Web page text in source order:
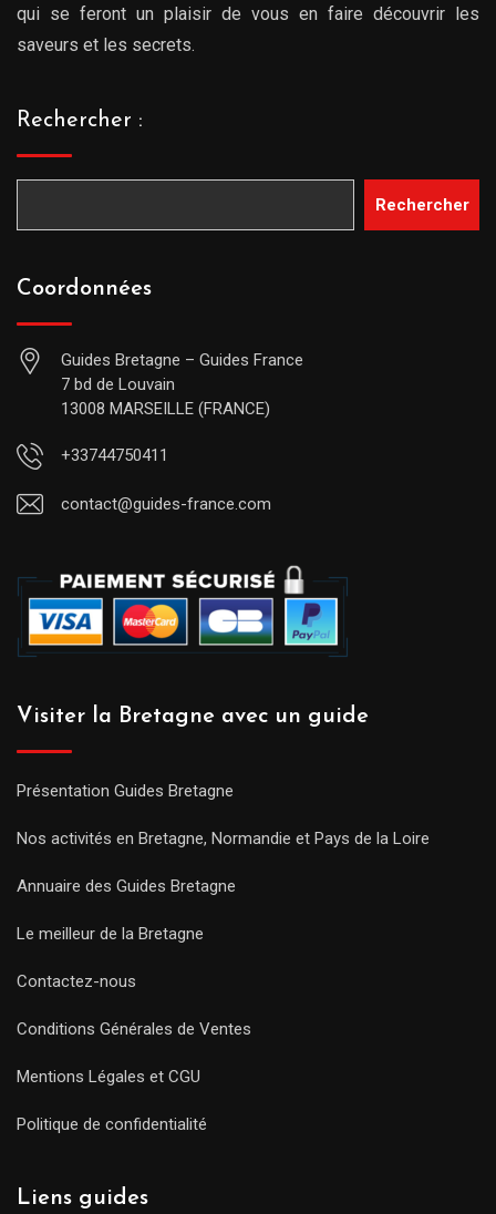
qui se feront un plaisir de vous en faire découvrir les
saveurs et les secrets.
Rechercher :
Rechercher
Coordonnées
Guides Bretagne – Guides France
7 bd de Louvain
13008 MARSEILLE (FRANCE)
+33744750411
contact@guides-france.com
Visiter la Bretagne avec un guide
Présentation Guides Bretagne
Nos activités en Bretagne, Normandie et Pays de la Loire
Annuaire des Guides Bretagne
Le meilleur de la Bretagne
Contactez-nous
Conditions Générales de Ventes
Mentions Légales et CGU
Politique de confidentialité
Liens guides